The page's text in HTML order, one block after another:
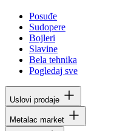
Posuđe
Sudopere
Bojleri
Slavine
Bela tehnika
Pogledaj sve
Uslovi prodaje
Metalac market